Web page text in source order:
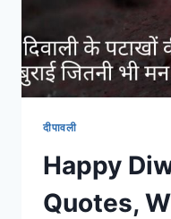
यहाँ
देखें!
दीपावली
Happy
Quotes,